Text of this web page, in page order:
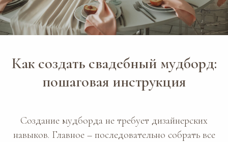
Как создать свадебный мудборд:
пошаговая инструкция
Создание мудборда не требует дизайнерских
навыков. Главное – последовательно собрать все